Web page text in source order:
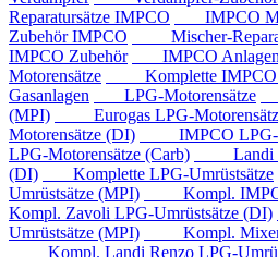
Reparatursätze IMPCO
IMPCO
Zubehör IMPCO
Mischer-
IMPCO Zubehör
IMPCO Anlagen
Motorensätze
Komplette IMPCO
Gasanlagen
LPG-Motorensätze
(MPI)
Eurogas LPG-
Motorensätze (DI)
IMPCO LPG-
LPG-Motorensätze (Carb)
Landi
(DI)
Komplette LPG-Umrüstsätze
Umrüstsätze (MPI)
Kompl.
Kompl. Zavoli LPG-Umrüstsätze (DI)
Umrüstsätze (MPI)
Kompl. Mixer
Kompl. Landi Renzo LPG-